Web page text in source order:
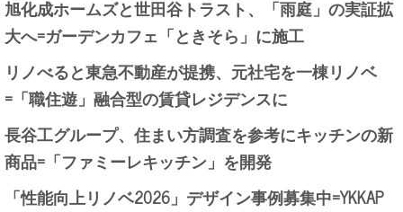
旭化成ホームズと世田谷トラスト、「雨庭」の実証拡
大へ=ガーデンカフェ「ときそら」に施工
リノべると東急不動産が提携、元社宅を一棟リノベ
=「職住遊」融合型の賃貸レジデンスに
長谷工グループ、住まい方調査を参考にキッチンの新
商品=「ファミーレキッチン」を開発
「性能向上リノベ2026」デザイン事例募集中=YKKAP